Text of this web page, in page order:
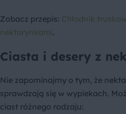
Zobacz przepis: Chłodnik
nektarynkami.
Ciasta i desery z
Nie zapominajmy o tym, że
sprawdzają się w wypiekach.
ciast różnego rodzaju: